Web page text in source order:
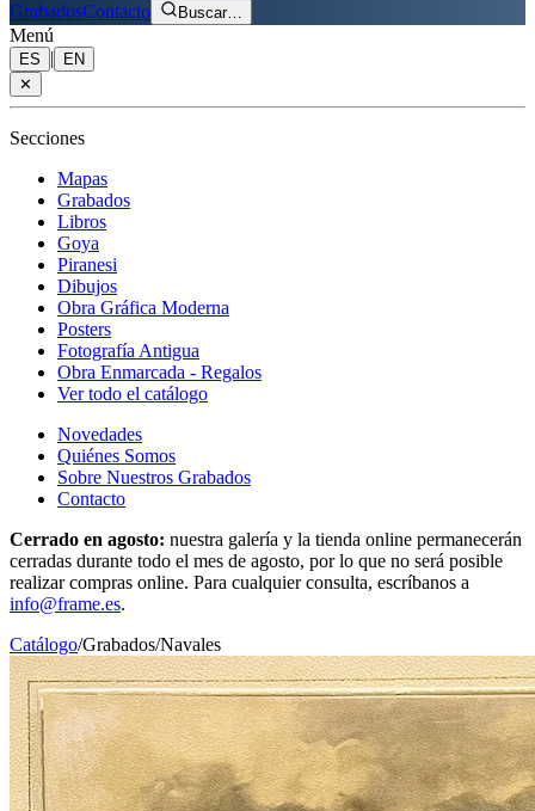
GrabadosContacto Buscar…
Menú
ES |
EN
✕
Secciones
Mapas
Grabados
Libros
Goya
Piranesi
Dibujos
Obra Gráfica Moderna
Posters
Fotografía Antigua
Obra Enmarcada - Regalos
Ver todo el catálogo
Novedades
Quiénes Somos
Sobre Nuestros Grabados
Contacto
Cerrado en agosto: nuestra galería y la tienda online permanecerán
cerradas durante todo el mes de agosto, por lo que no será posible
realizar compras online. Para cualquier consulta, escríbanos a
info@frame.es.
Catálogo/Grabados/Navales